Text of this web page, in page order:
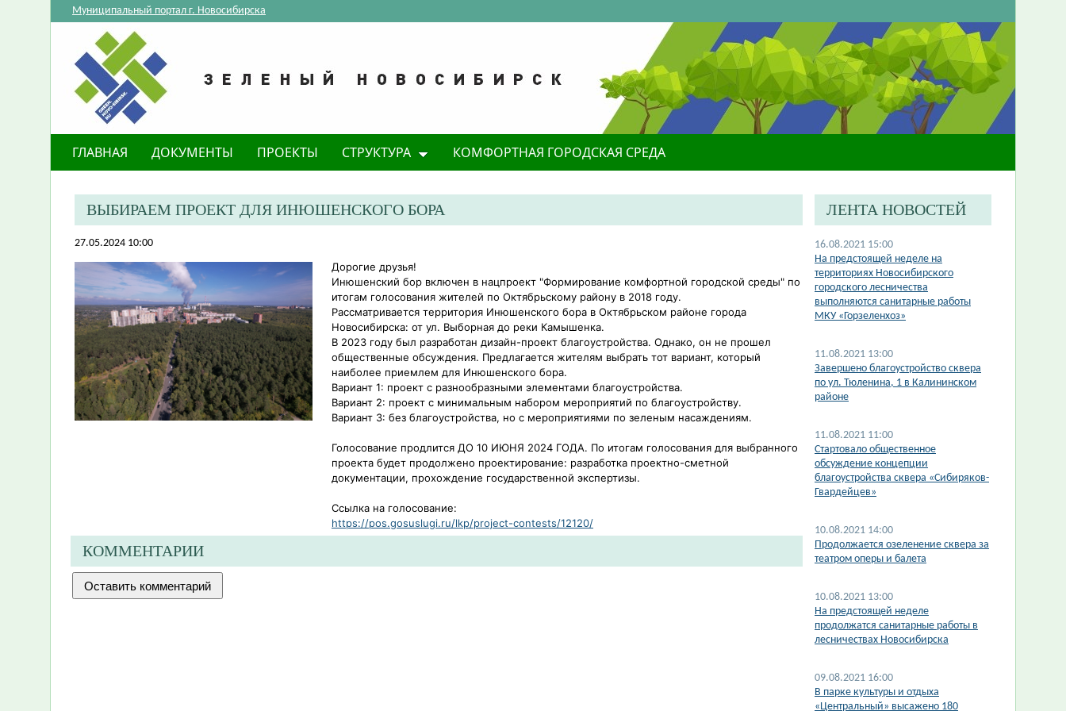
Муниципальный портал г. Новосибирска
ГЛАВНАЯ ДОКУМЕНТЫ ПРОЕКТЫ СТРУКТУРА КОМФОРТНАЯ ГОРОДСКАЯ СРЕДА
ВЫБИРАЕМ ПРОЕКТ ДЛЯ ИНЮШЕНСКОГО БОРА
27.05.2024 10:00
Дорогие друзья!
Инюшенский бор включен в нацпроект "Формирование комфортной городской среды" по
итогам голосования жителей по Октябрьскому району в 2018 году.
Рассматривается территория Инюшенского бора в Октябрьском районе города
Новосибирска: от ул. Выборная до реки Камышенка.
В 2023 году был разработан дизайн-проект благоустройства. Однако, он не прошел
общественные обсуждения. Предлагается жителям выбрать тот вариант, который
наиболее приемлем для Инюшенского бора.
Вариант 1: проект с разнообразными элементами благоустройства.
Вариант 2: проект с минимальным набором мероприятий по благоустройству.
Вариант 3: без благоустройства, но с мероприятиями по зеленым насаждениям.
Голосование продлится ДО 10 ИЮНЯ 2024 ГОДА. По итогам голосования для выбранного
проекта будет продолжено проектирование: разработка проектно-сметной
документации, прохождение государственной экспертизы.
Ссылка на голосование:
https://pos.gosuslugi.ru/lkp/project-contests/12120/​
КОММЕНТАРИИ
ЛЕНТА НОВОСТЕЙ
16.08.2021 15:00
На предстоящей неделе на
территориях Новосибирского
городского лесничества
выполняются санитарные работы
МКУ «Горзеленхоз»
11.08.2021 13:00
Завершено благоустройство сквера
по ул. Тюленина, 1 в Калининском
районе
11.08.2021 11:00
Стартовало общественное
обсуждение концепции
благоустройства сквера «Сибиряков-
Гвардейцев»
10.08.2021 14:00
Продолжается озеленение сквера за
театром оперы и балета
10.08.2021 13:00
На предстоящей неделе
продолжатся санитарные работы в
лесничествах Новосибирска
09.08.2021 16:00
В парке культуры и отдыха
«Центральный» высажено 180